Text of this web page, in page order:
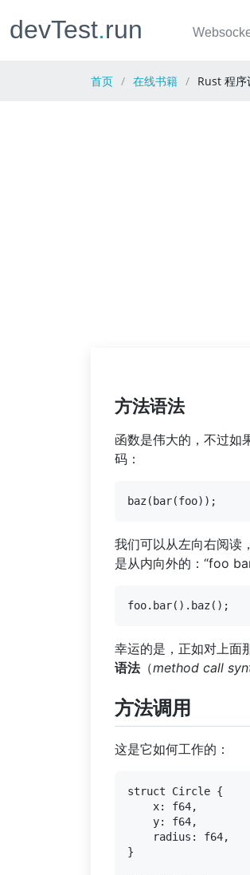
devTest.run
首页 在线书籍 Rust 程序
方法语法
函数是伟大的，不过如
码：
我们可以从左向右阅读
是从内向外的：“foo
幸运的是，正如对上面
语法（method call
方法调用
这是它如何工作的：
struct Circle {
    x: f64,
    y: f64,
    radius: f64,
}